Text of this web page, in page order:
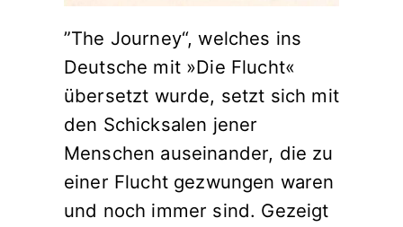
”The Journey“, welches ins
Deutsche mit »Die Flucht«
übersetzt wurde, setzt sich mit
den Schicksalen jener
Menschen auseinander, die zu
einer Flucht gezwungen waren
und noch immer sind. Gezeigt